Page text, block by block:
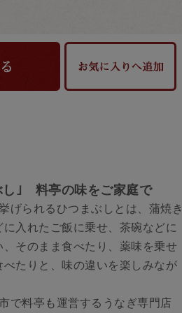
し｣ 料亭の味をご家庭で
げられるひつまぶしとは、蒲焼き
入れたご飯に乗せ、茶碗などに
そのまま食べたり、薬味を乗せ
たりと、味の違いを楽しみなが
で料亭も運営するうなぎ専門店